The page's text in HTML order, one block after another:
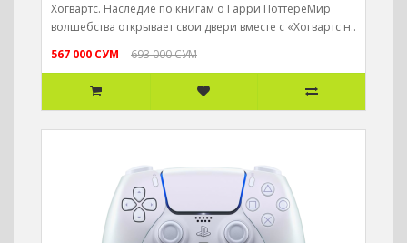
Хогвартс. Наследие по книгам о Гарри ПоттереМир
волшебства открывает свои двери вместе с «Хогвартс н..
567 000 СУМ
693 000 СУМ